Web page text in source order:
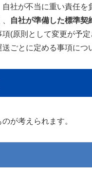
社が不当に重い責任
自社が準備した標準契
(原則として変更が予
ごとに定める事項につ
が考えられます。